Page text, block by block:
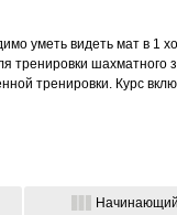
уметь видеть мат в 1
тренировки шахматного
тренировки. Курс
Начинающий